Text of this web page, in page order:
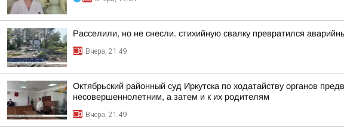
Расселили, но не снесли. стихийную свалку превратился
Вчера, 21:49
Октябрьский районный суд Иркутска по ходатайству органов
несовершеннолетним, а затем и к их родителям
Вчера, 21:49